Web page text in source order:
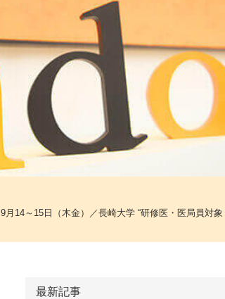
9月14～15日（木金）／長崎大学 “研修医・医局員対
最新記事